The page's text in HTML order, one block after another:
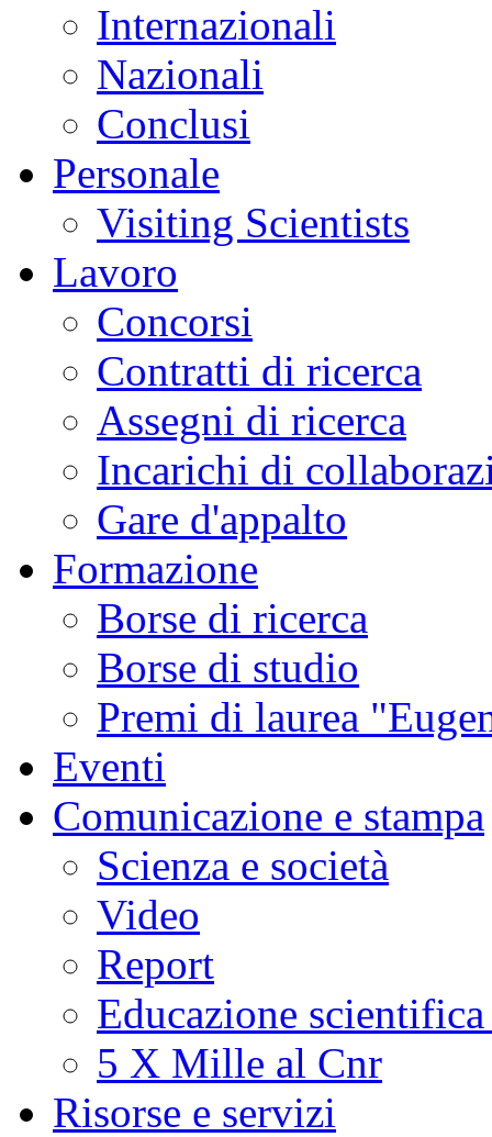
Internazionali
Nazionali
Conclusi
Personale
Visiting Scientists
Lavoro
Concorsi
Contratti di ricerca
Assegni di ricerca
Incarichi di
Gare d'appalto
Formazione
Borse di ricerca
Borse di studio
Premi di laurea
Eventi
Comunicazione e stampa
Scienza e società
Video
Report
Educazione
5 X Mille al Cnr
Risorse e servizi